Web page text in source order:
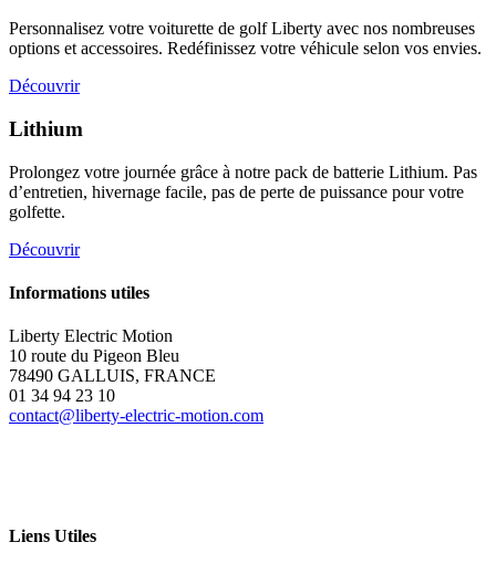
Personnalisez votre voiturette de golf Liberty avec nos nombreuses
options et accessoires. Redéfinissez votre véhicule selon vos envies.
Découvrir
Lithium
Prolongez votre journée grâce à notre pack de batterie Lithium. Pas
d’entretien, hivernage facile, pas de perte de puissance pour votre
golfette.
Découvrir
Informations utiles
Liberty Electric Motion
10 route du Pigeon Bleu
78490 GALLUIS, FRANCE
01 34 94 23 10
contact@liberty-electric-motion.com
Liens Utiles